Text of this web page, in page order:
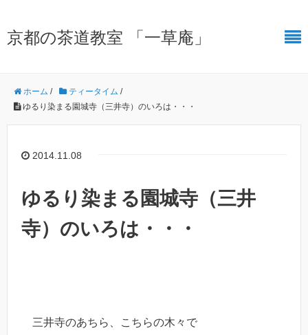
京都の茶道教室 「一草庵」
ホーム / ティータイム /
ゆるり染まる園城寺（三井寺）のいろは・・・
2014.11.08
ゆるり染まる園城寺（三井
寺）のいろは・・・
三井寺のあちら、こちらの木々で